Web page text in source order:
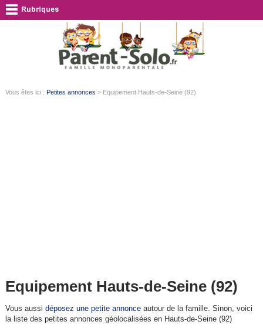
Vous êtes ici : Petites annonces > Equipement Hauts-de-Seine (92)
Equipement Hauts-de-Seine (92)
Vous aussi déposez une petite annonceautour de la famille. Sinon, voici
la liste des petites annonces géolocalisées en Hauts-de-Seine (92)